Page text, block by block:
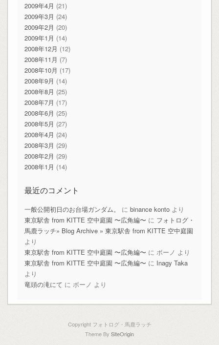
2009年4月 (21)
2009年3月 (24)
2009年2月 (20)
2009年1月 (14)
2008年12月 (12)
2008年11月 (7)
2008年10月 (17)
2008年9月 (14)
2008年8月 (25)
2008年7月 (17)
2008年6月 (25)
2008年5月 (27)
2008年4月 (24)
2008年3月 (29)
2008年2月 (29)
2008年1月 (14)
最近のコメント
一般公開初日のお台場ガンダム。 に binance kontoより
東京駅舎 from KITTE 空中庭園 〜広角編〜 に フォトログ・
馬鹿ラッチ» Blog Archive » 東京駅舎 from KITTE 空中庭園
より
東京駅舎 from KITTE 空中庭園 〜広角編〜 に ボーノ より
東京駅舎 from KITTE 空中庭園 〜広角編〜 に Inagy Taka
より
竜頭の滝にて に ボーノ より
Copyright フォトログ・馬鹿ラッチ
Theme By SiteOrigin